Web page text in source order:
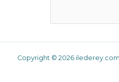
Copyright © 2026